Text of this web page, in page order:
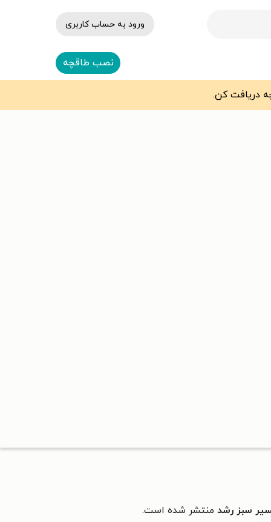
ورود به حساب کاربری
نصب طاقچه
سبز رشد منتشر شده است.